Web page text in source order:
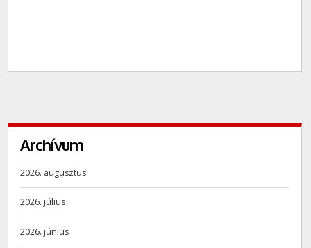
Archívum
2026. augusztus
2026. július
2026. június